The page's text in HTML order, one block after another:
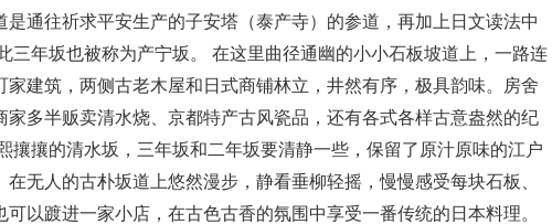
通往祈求平安生产的子安塔（泰产寺）的参道，再加上日文读法中
三年坂也被称为产宁坂。 在这里曲径通幽的小小石板坡道上，一路连
建筑，两侧古老木屋和日式商铺林立，井然有序，极具韵味。房舍
多半贩卖清水烧、京都特产古风瓷品，还有各式各样古意盎然的纪
攘攘的清水坂，三年坂和二年坂要清静一些，保留了原汁原味的江户
无人的古朴坂道上悠然漫步，静看垂柳轻摇，慢慢感受每块石板、
以踱进一家小店，在古色古香的氛围中享受一番传统的日本料理。